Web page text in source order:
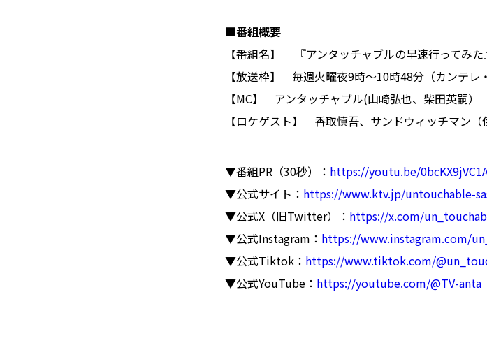
■番組概要
【番組名】 『アンタッチャブルの早速行ってみた
【放送枠】 毎週火曜夜9時～10時48分（カンテレ
【MC】 アンタッチャブル(山崎弘也、柴田英嗣）
【ロケゲスト】 香取慎吾、サンドウィッチマン（
▼番組PR（30秒）： https://youtu.be/
▼公式サイト： https://www.ktv.jp/untouchable-
▼公式X（旧Twitter）： https://x.com/
▼公式Instagram： https://www.instagram.com/
▼公式Tiktok： https://www.tiktok.com/
▼公式YouTube： https://youtube.com/@TV-anta